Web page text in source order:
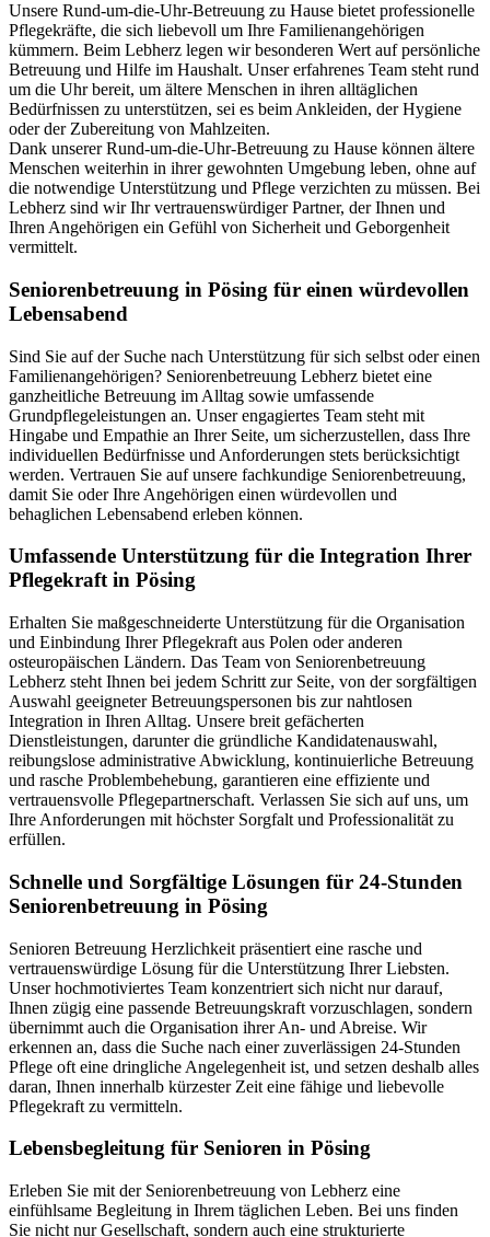
Unsere Rund-um-die-Uhr-Betreuung zu Hause bietet professionelle
Pflegekräfte, die sich liebevoll um Ihre Familienangehörigen
kümmern. Beim Lebherz legen wir besonderen Wert auf persönliche
Betreuung und Hilfe im Haushalt. Unser erfahrenes Team steht rund
um die Uhr bereit, um ältere Menschen in ihren alltäglichen
Bedürfnissen zu unterstützen, sei es beim Ankleiden, der Hygiene
oder der Zubereitung von Mahlzeiten.
Dank unserer Rund-um-die-Uhr-Betreuung zu Hause können ältere
Menschen weiterhin in ihrer gewohnten Umgebung leben, ohne auf
die notwendige Unterstützung und Pflege verzichten zu müssen. Bei
Lebherz sind wir Ihr vertrauenswürdiger Partner, der Ihnen und
Ihren Angehörigen ein Gefühl von Sicherheit und Geborgenheit
vermittelt.
Senioren­betreuung in Pösing für einen würdevollen
Lebensabend
Sind Sie auf der Suche nach Unterstützung für sich selbst oder einen
Familienangehörigen? Seniorenbetreuung Lebherz bietet eine
ganzheitliche Betreuung im Alltag sowie umfassende
Grundpflegeleistungen an. Unser engagiertes Team steht mit
Hingabe und Empathie an Ihrer Seite, um sicherzustellen, dass Ihre
individuellen Bedürfnisse und Anforderungen stets berücksichtigt
werden. Vertrauen Sie auf unsere fachkundige Seniorenbetreuung,
damit Sie oder Ihre Angehörigen einen würdevollen und
behaglichen Lebensabend erleben können.
Umfassende Unterstützung für die Integration Ihrer
Pflegekraft in Pösing
Erhalten Sie maßgeschneiderte Unterstützung für die Organisation
und Einbindung Ihrer Pflegekraft aus Polen oder anderen
osteuropäischen Ländern. Das Team von Seniorenbetreuung
Lebherz steht Ihnen bei jedem Schritt zur Seite, von der sorgfältigen
Auswahl geeigneter Betreuungspersonen bis zur nahtlosen
Integration in Ihren Alltag. Unsere breit gefächerten
Dienstleistungen, darunter die gründliche Kandidatenauswahl,
reibungslose administrative Abwicklung, kontinuierliche Betreuung
und rasche Problembehebung, garantieren eine effiziente und
vertrauensvolle Pflegepartnerschaft. Verlassen Sie sich auf uns, um
Ihre Anforderungen mit höchster Sorgfalt und Professionalität zu
erfüllen.
Schnelle und Sorgfältige Lösungen für 24-Stunden
Seniorenbetreuung in Pösing
Senioren Betreuung Herzlichkeit präsentiert eine rasche und
vertrauenswürdige Lösung für die Unterstützung Ihrer Liebsten.
Unser hochmotiviertes Team konzentriert sich nicht nur darauf,
Ihnen zügig eine passende Betreuungskraft vorzuschlagen, sondern
übernimmt auch die Organisation ihrer An- und Abreise. Wir
erkennen an, dass die Suche nach einer zuverlässigen 24-Stunden
Pflege oft eine dringliche Angelegenheit ist, und setzen deshalb alles
daran, Ihnen innerhalb kürzester Zeit eine fähige und liebevolle
Pflegekraft zu vermitteln.
Lebensbegleitung für Senioren in Pösing
Erleben Sie mit der Seniorenbetreuung von Lebherz eine
einfühlsame Begleitung in Ihrem täglichen Leben. Bei uns finden
Sie nicht nur Gesellschaft, sondern auch eine strukturierte